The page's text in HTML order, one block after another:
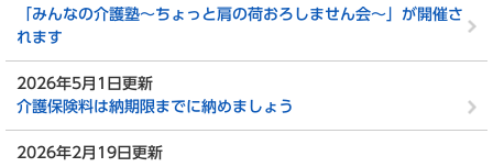
「みんなの介護塾～ちょっと肩の荷おろしません会～」が開催さ
れます
2026年5月1日更新
介護保険料は納期限までに納めましょう
2026年2月19日更新